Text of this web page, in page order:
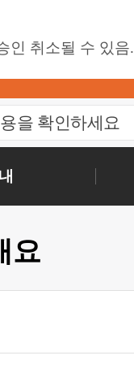
인 취소될 수 있음.
을 확인하세요
요